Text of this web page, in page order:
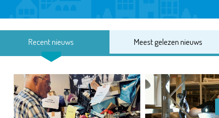
Recent nieuws Meest gelezen nieuws